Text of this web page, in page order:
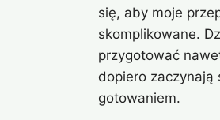
się, aby moje
skomplikowane.
przygotować
dopiero zaczynają
gotowaniem.